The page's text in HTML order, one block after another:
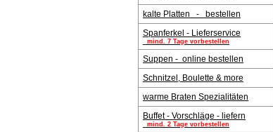
kalte Platten - bestellen
Spanferkel - Lieferservice
mind. 7 Tage vorbestellen
Suppen - online bestellen
Schnitzel, Boulette & more
warme Braten Spezialitäten
Buffet - Vorschläge - liefern
mind. 2 Tage vorbestellen